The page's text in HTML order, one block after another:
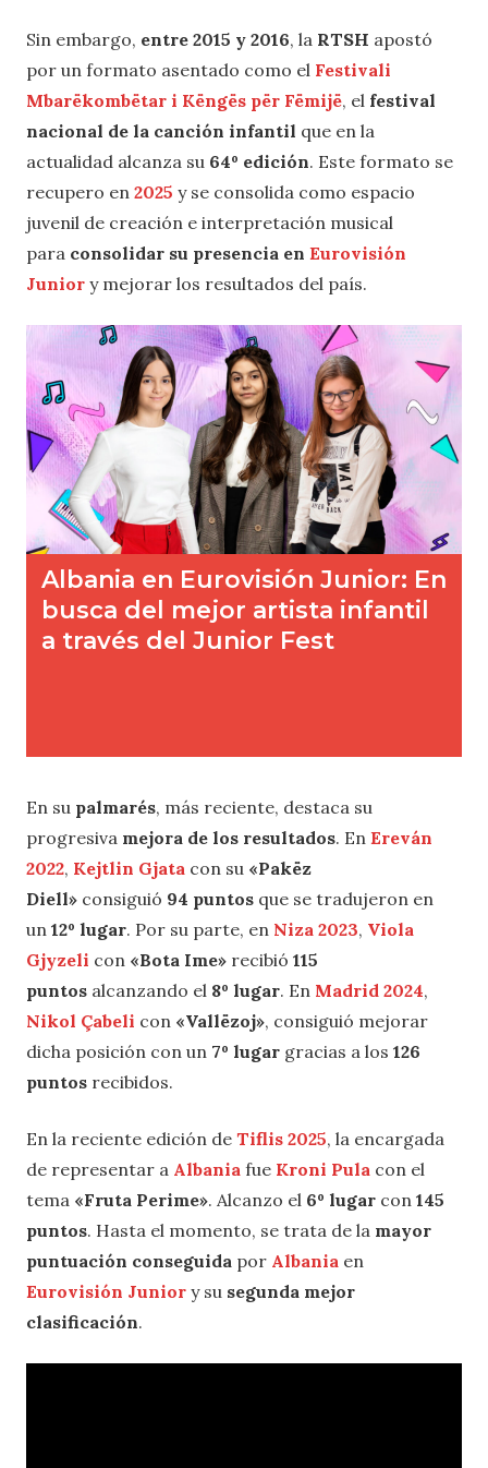
Sin embargo, entre 2015 y 2016, la RTSH apostó
por un formato asentado como el Festivali
Mbarëkombëtar i Këngës për Fëmijë, el festival
nacional de la canción infantil que en la
actualidad alcanza su 64º edición. Este formato se
recupero en 2025 y se consolida como espacio
juvenil de creación e interpretación musical
para consolidar su presencia en Eurovisión
Junior y mejorar los resultados del país.
En su palmarés, más reciente, destaca su
progresiva mejora de los resultados. En Ereván
2022, Kejtlin Gjata con su «Pakëz
Diell» consiguió 94 puntos que se tradujeron en
un 12º lugar. Por su parte, en Niza 2023, Viola
Gjyzeli con «Bota Ime» recibió 115
puntos alcanzando el 8º lugar. En Madrid 2024,
Nikol Çabeli con «Vallëzoj», consiguió mejorar
dicha posición con un 7º lugar gracias a los 126
puntos recibidos.
En la reciente edición de Tiflis 2025, la encargada
de representar a Albania fue Kroni Pula con el
tema «Fruta Perime». Alcanzo el 6º lugar con 145
puntos. Hasta el momento, se trata de la mayor
puntuación conseguida por Albania en
Eurovisión Junior y su segunda mejor
clasificación.